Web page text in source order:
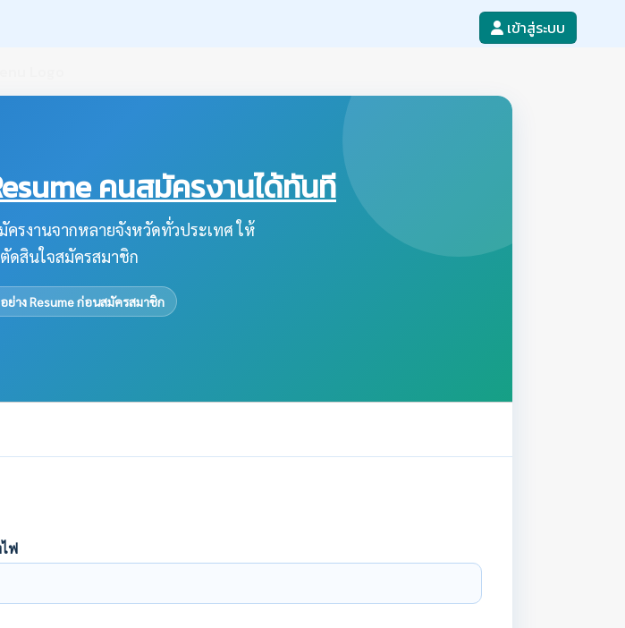
เข้าสู่ระบบ
คนสมัครงานได้ทันที
ครงานจากหลายจังหวัดทั่วประเทศ ให้
ดสินใจสมัครสมาชิก
ย่าง Resume ก่อนสมัครสมาชิก
ไฟ